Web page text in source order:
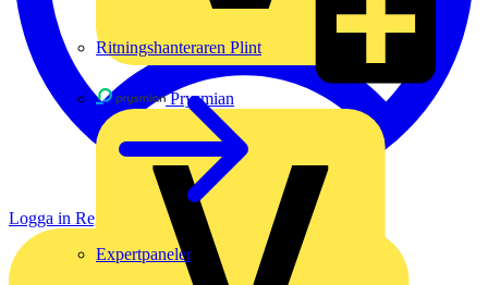
Prysmian
Ritningshanteraren Plint
Expertpaneler
Logga in Registrera dig